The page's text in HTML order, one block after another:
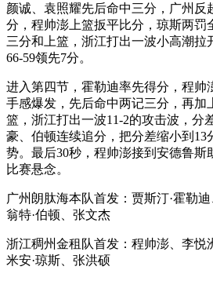
颜诚、袁照耀先后命中三分，广州反
分，程帅澎上篮扳平比分，琼斯两罚
三分和上篮，浙江打出一波小高潮拉
66-59领先7分。
进入第四节，霍勒迪率先得分，程帅
手感爆发，先后命中两记三分，再加
篮，浙江打出一波11-2的攻击波，分
豪、伯顿连续追分，把分差缩小到13
势。最后30秒，程帅澎接到安德鲁斯
比赛悬念。
广州朗肽海本队首发：贾斯汀·霍勒
翁特·伯顿、张文杰
浙江稠州金租队首发：程帅澎、李悦
米安·琼斯、张洪硕